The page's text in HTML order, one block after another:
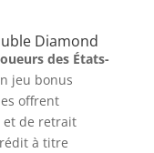
Diamond
des États-
jeu bonus
offrent
et de retrait
à titre